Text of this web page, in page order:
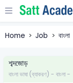
Home Job বাংলা
শব্দজোড়
বাংলা ভাষা (ব্যাকরণ) - বাংলা -